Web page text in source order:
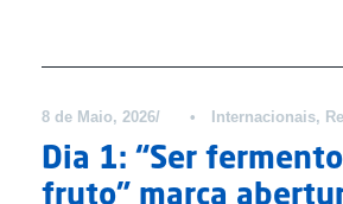
8 de Maio, 2026 • Internacionais,
Dia 1: “Ser
fruto” marca